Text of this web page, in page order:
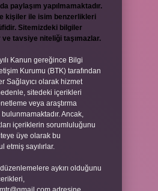
paylaşım yapılmamaktadır.
kişiler ile isim benzerlikleri
Sitemizdeki bilgiler
tavsiye niteliği taşımazlar.
Kanun gereğince Bilgi
Kurumu (BTK) tarafından
Sağlayıcı olarak hizmet
sitedeki içerikleri
veya araştırma
Ancak,
içeriklerin sorumluluğunu
üye olarak bu
etmiş sayılırlar.
aykırı olduğunu